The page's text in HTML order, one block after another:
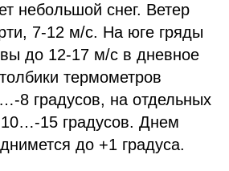
небольшой снег. Ветер
7-12 м/с. На юге гряды
до 12-17 м/с в дневное
термометров
8 градусов, на отдельных
15 градусов. Днем
до +1 градуса.